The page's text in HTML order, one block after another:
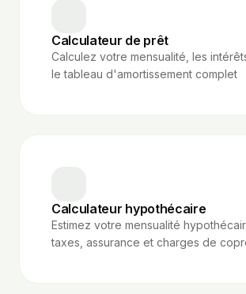
Calculateur de prêt
Calculez votre mensualité, les
le tableau d'amortissement complet
Calculateur hypothécaire
Estimez votre mensualité
taxes, assurance et charges de